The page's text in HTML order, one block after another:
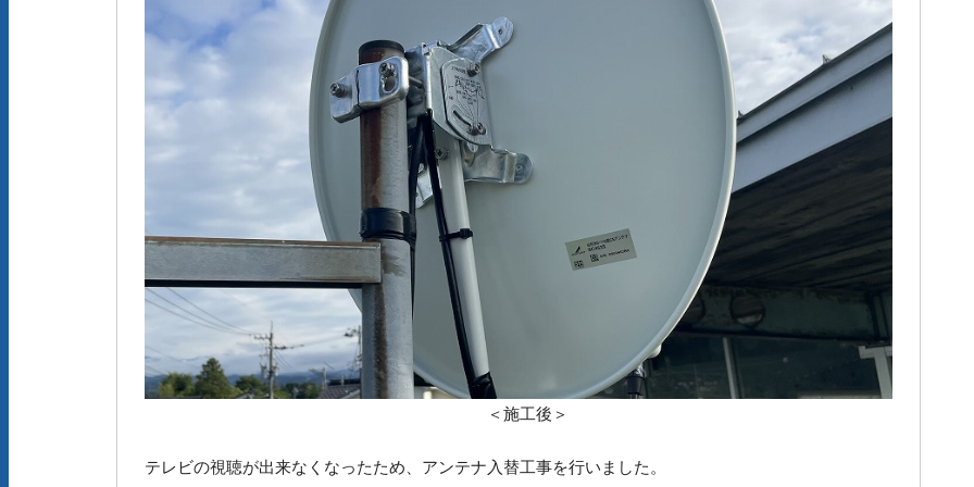
＜施工後＞
テレビの視聴が出来なくなったため、アンテナ入替工事を行いました。